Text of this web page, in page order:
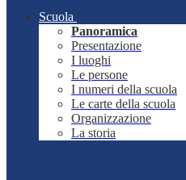
Scuola
Panoramica
Presentazione
I luoghi
Le persone
I numeri della scuola
Le carte della scuola
Organizzazione
La storia